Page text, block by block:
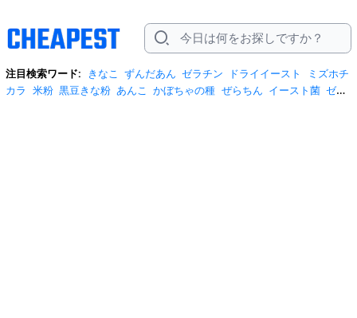
注目検索ワード: きなこ ずんだあん ゼラチン ドライイースト
ミズホチ
カラ 米粉 黒豆きな粉 あんこ かぼちゃの種 ぜらちん イースト菌 ゼラ